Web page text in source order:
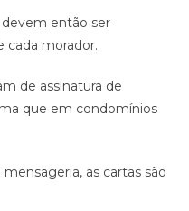
devem então ser
cada morador.
de assinatura de
que em condomínios
as cartas são